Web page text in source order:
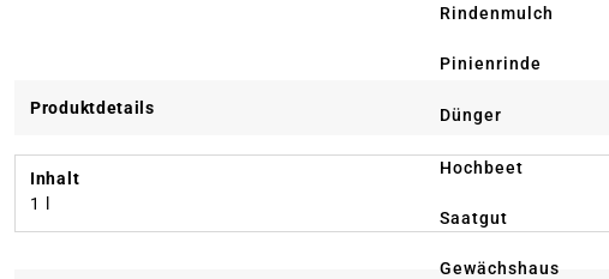
Rindenmulch
Pinienrinde
Dünger
Hochbeet
Saatgut
Gewächshaus
Produktdetails
Inhalt
1 l